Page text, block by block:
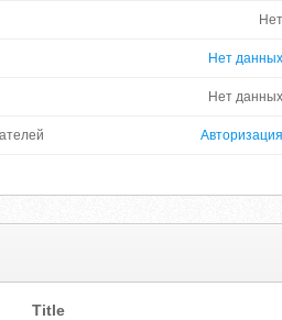
Нет
Нет данных
Нет данных
Авторизация
Title